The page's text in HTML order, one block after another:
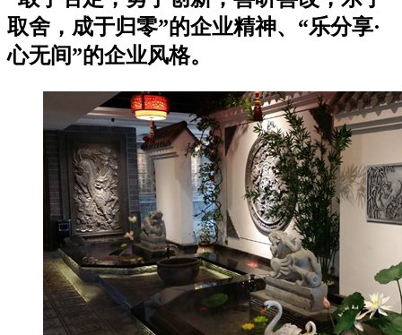
取舍，成于归零”的企业精神、“乐分享·
心无间”的企业风格。